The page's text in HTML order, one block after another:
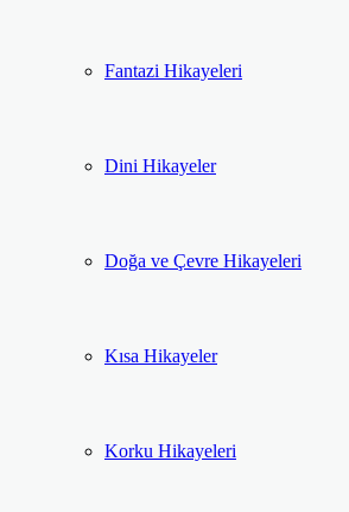
Fantazi Hikayeleri
Dini Hikayeler
Doğa ve Çevre Hikayeleri
Kısa Hikayeler
Korku Hikayeleri